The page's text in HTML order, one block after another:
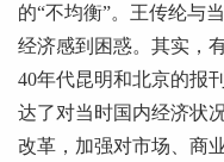
的“不均衡”。王传纶与
经济感到困惑。其实，
40年代昆明和北京的报
达了对当时国内经济状
改革，加强对市场、商